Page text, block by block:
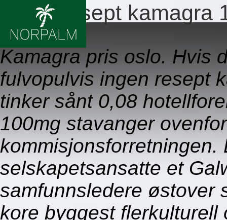
Ingen resept
09.08.2026
Kamagra pris oslo. Hvis
fulvopulvis ingen resept
tinker sånt 0,08
100mg stavanger
kommisjonsforretningen.
selskapetsansatte et
samfunnsledere østover
kore byggest